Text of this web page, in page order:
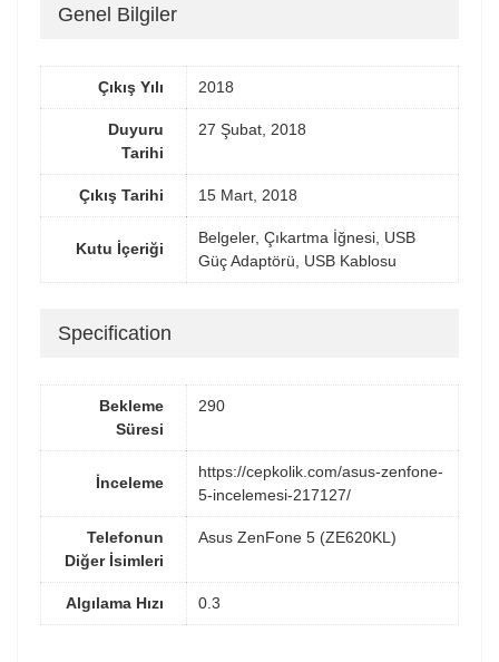
Genel Bilgiler
Çıkış Yılı 2018
Duyuru
Tarihi
27 Şubat, 2018
Çıkış Tarihi 15 Mart, 2018
Kutu İçeriği
Belgeler, Çıkartma İğnesi, USB
Güç Adaptörü, USB Kablosu
Specification
Bekleme
Süresi
290
İnceleme
https://cepkolik.com/asus-zenfone-
5-incelemesi-217127/
Telefonun
Diğer İsimleri
Asus ZenFone 5 (ZE620KL)
Algılama Hızı 0.3